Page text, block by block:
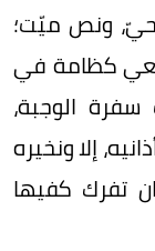
ونص ميّت؛
كظامة في
الوجبة،
إلا ونخيره
تفرك كفيها